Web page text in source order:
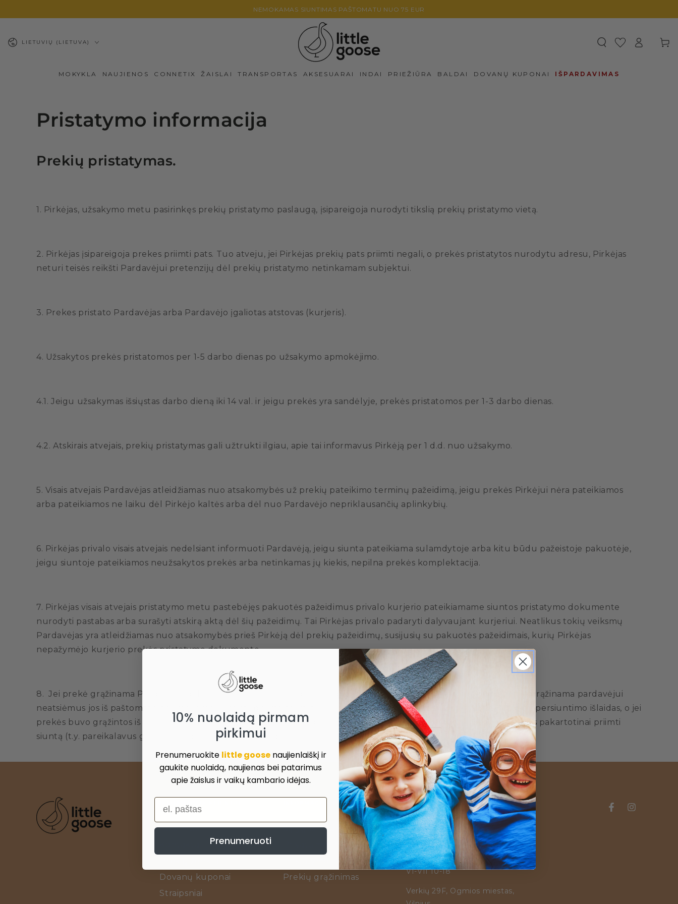
NEMOKAMAS SIUNTIMAS PAŠTOMATU NUO 75 EUR
KalbaLIETUVIŲ (LIETUVA)
MOKYKLA NAUJIENOS CONNETIX ŽAISLAI TRANSPORTAS AKSESUARAI INDAI PRIEŽIŪRA BALDAI DOVANŲ KUPONAI IŠPARDAVIMAS
Prisijungti
Pristatymo informacija
Prekių pristatymas.
1. Pirkėjas, užsakymo metu pasirinkęs prekių pristatymo paslaugą, įsipareigoja nurodyti tikslią prekių pristatymo vietą.
2. Pirkėjas įsipareigoja prekes priimti pats. Tuo atveju, jei Pirkėjas prekių pats priimti negali, o prekės pristatytos nurodytu adresu, Pirkėjas
neturi teisės reikšti Pardavėjui pretenzijų dėl prekių pristatymo netinkamam subjektui.
3. Prekes pristato Pardavėjas arba Pardavėjo įgaliotas atstovas (kurjeris).
4. Užsakytos prekės pristatomos per 1-5 darbo dienas po užsakymo apmokėjimo.
4.1. Jeigu užsakymas išsiųstas darbo dieną iki 14 val. ir jeigu prekės yra sandėlyje, prekės pristatomos per 1-3 darbo dienas.
4.2. Atskirais atvejais, prekių pristatymas gali užtrukti ilgiau, apie tai informavus Pirkėją per 1 d.d. nuo užsakymo.
5. Visais atvejais Pardavėjas atleidžiamas nuo atsakomybės už prekių pateikimo terminų pažeidimą, jeigu prekės Pirkėjui nėra pateikiamos
arba pateikiamos ne laiku dėl Pirkėjo kaltės arba dėl nuo Pardavėjo nepriklausančių aplinkybių.
6. Pirkėjas privalo visais atvejais nedelsiant informuoti Pardavėją, jeigu siunta pateikiama sulamdytoje arba kitu būdu pažeistoje pakuotėje,
jeigu siuntoje pateikiamos neužsakytos prekės arba netinkamas jų kiekis, nepilna prekės komplektacija.
7. Pirkėjas visais atvejais pristatymo metu pastebėjęs pakuotės pažeidimus privalo kurjerio pateikiamame siuntos pristatymo dokumente
nurodyti pastabas arba surašyti atskirą aktą dėl šių pažeidimų. Tai Pirkėjas privalo padaryti dalyvaujant kurjeriui. Neatlikus tokių veiksmų
Pardavėjas yra atleidžiamas nuo atsakomybės prieš Pirkėją dėl prekių pažeidimų, susijusių su pakuotės pažeidimais, kurių Pirkėjas
nepažymėjo kurjerio prekės pristatymo dokumente.
8. Jei prekė grąžinama Pardavėjui dėl Pirkėjo kaltės neteisingai nurodyto arba netikslaus adreso, arba jeigu prekė grąžinama pardavėjui
neatsiėmus jos iš paštomato per maksimalų jos saugojimo terminą, Pirkėjas privalo Pardavėjui sumokėti pakartotino persiuntimo išlaidas, o jei
prekės buvo grąžintos iš paštomato arba kurjerio- padengti Pardavėjui ir prekės grąžinimo kaštus. Pirkėjui atsisakius pakartotinai priimti
siuntą (t.y. pareikalavus grąžinti pinigus už prekes), pinigai už siuntimą pirkėjui nėra grąžinami.
Apie mus
Dovanų kuponai
Straipsniai
INFORMACIJA PIRKĖJAMS
Sąlygos ir taisyklės
Privatumo Politika
Pristatymo informacija
Prekių grąžinimas
PARDUOTUVĖ VILNIUJE
info@littlegoose.lt
Darbo laikas:
I-V 10-20
VI-VII 10-18
Verkių 29F, Ogmios miestas,
10% nuolaidą pirmam
pirkimui
Prenumeruokite little goosenaujienlaiškį ir
gaukite nuolaidą, naujienas bei patarimus
apie žaislus ir vaikų kambario idėjas.
el. paštas
Prenumeruoti